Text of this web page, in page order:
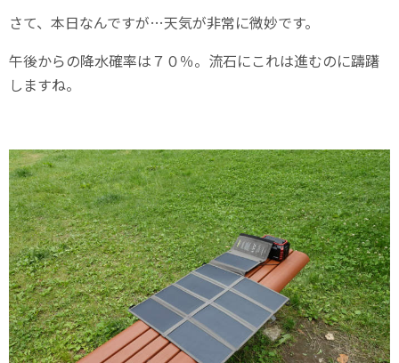
さて、本日なんですが…天気が非常に微妙です。
午後からの降水確率は７０％。流石にこれは進むのに躊躇
しますね。